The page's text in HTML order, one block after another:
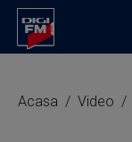
Acasa Video